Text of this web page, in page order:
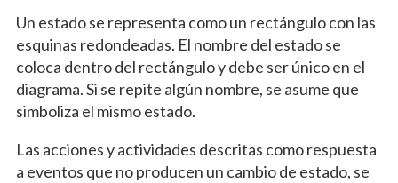
Un estado se representa como un rectángulo con las
esquinas redondeadas. El nombre del estado se
coloca dentro del rectángulo y debe ser único en el
diagrama. Si se repite algún nombre, se asume que
simboliza el mismo estado.
Las acciones y actividades descritas como respuesta
a eventos que no producen un cambio de estado, se